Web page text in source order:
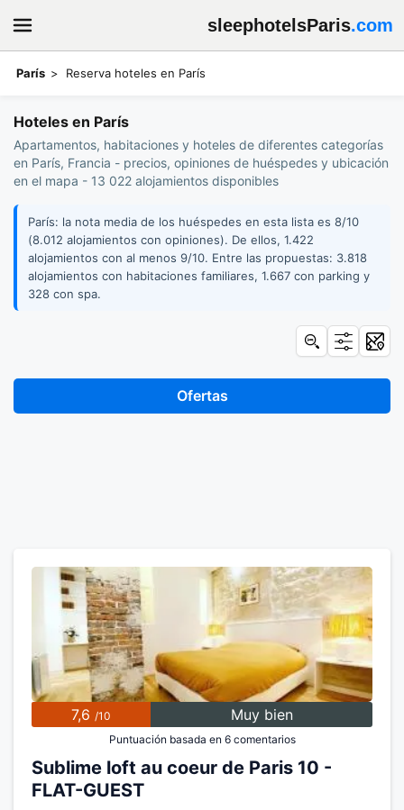
sleephotelsParis.com
París Reserva hoteles en París
Hoteles en París
Apartamentos, habitaciones y hoteles de diferentes categorías
en París, Francia - precios, opiniones de huéspedes y ubicación
en el mapa - 13 022 alojamientos disponibles
París: la nota media de los huéspedes en esta lista es 8/10
(8.012 alojamientos con opiniones). De ellos, 1.422
alojamientos con al menos 9/10. Entre las propuestas: 3.818
alojamientos con habitaciones familiares, 1.667 con parking y
328 con spa.
7,6 /10 Muy bien
Puntuación basada en 6 comentarios
Sublime loft au coeur de Paris 10 -
FLAT-GUEST
Ofertas